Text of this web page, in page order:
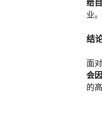
给
业。
结论
面
会
的